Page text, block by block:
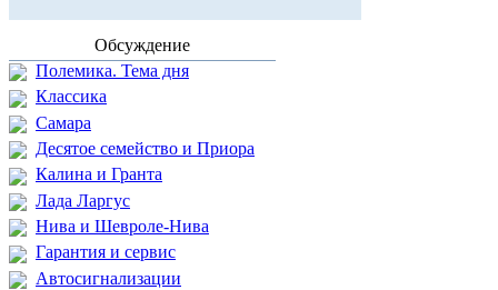
Обсуждение
Полемика. Тема дня
Классика
Самара
Десятое семейство и Приора
Калина и Гранта
Лада Ларгус
Нива и Шевроле-Нива
Гарантия и сервис
Автосигнализации